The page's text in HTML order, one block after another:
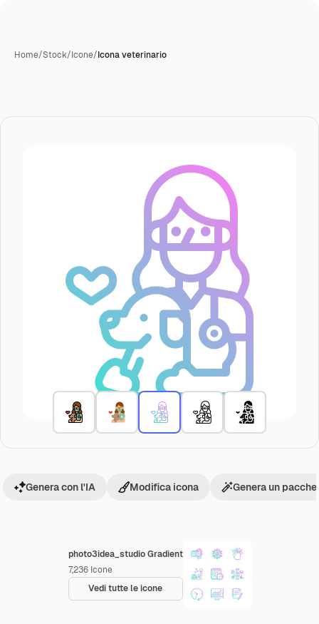
Home/Stock/Icone/Icona veterinario
photo3idea_studio Gradient
7,236 Icone
Vedi tutte le icone
Genera con l'IA Modifica icona Genera un